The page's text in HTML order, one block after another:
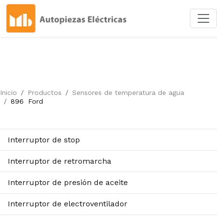
Inicio Productos
Sensores de temperatura de agua
896
Ford
Interruptor de stop
Interruptor de retromarcha
Interruptor de presión de aceite
Interruptor de electroventilador